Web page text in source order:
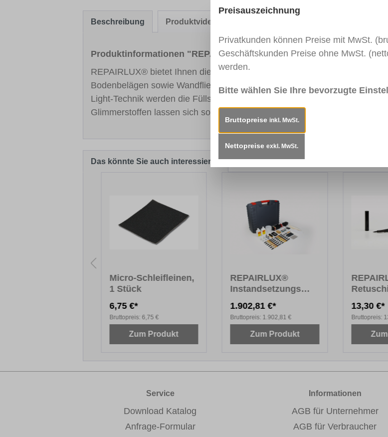
Beschreibung Produktvideo
Produktinformationen "REPAIRLUX® Natur- und Kunststein Füller,
REPAIRLUX® bietet Ihnen die professionelle Lösung für die
Bodenbelägen sowie Wandfliesen und Küchenarbeitsplatten aus
Light-Technik werden die Füllstoffe sekundenschnell ausgehärtet. Mit der
Glimmerstoffen lassen sich sowohl optische als auch strukturelle
Das könnte Sie auch interessieren
Micro-Schleifleinen,
1 Stück
6,75 €*
Bruttopreis: 6,75 €
Zum Produkt
REPAIRLUX®
Instandsetzungs
Kunststein
1.902,81 €*
Bruttopreis: 1.902,81 €
Zum Produkt
13,30 €*
Bruttopreis:
Service
Download Katalog
Anfrage-Formular
Informationen
AGB für Unternehmer
AGB für Verbraucher
Preisauszeichnung
Privatkunden können Preise mit MwSt.
Geschäftskunden Preise ohne MwSt.
werden.
Bitte wählen Sie Ihre bevorzugte
Bruttopreise inkl. MwSt.
Nettopreise exkl. MwSt.